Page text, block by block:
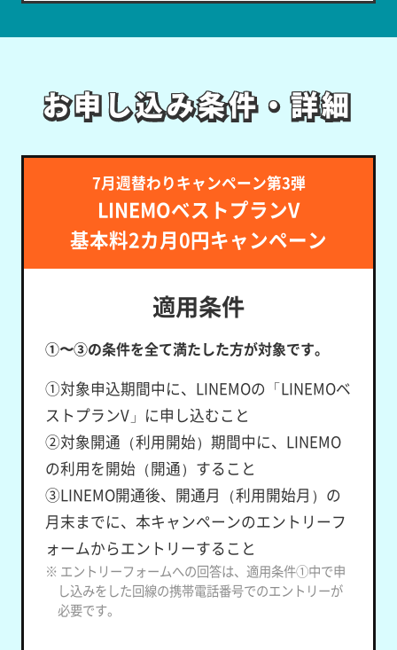
お申し込み条件・詳細
お申し込み条件・詳細
7月週替わりキャンペーン第3弾
LINEMOベストプランV
基本料2カ月0円キャンペーン
適用条件
①〜③の条件を全て満たした方が対象です。
①対象申込期間中に、LINEMOの「LINEMOベ
ストプランV」に申し込むこと
②対象開通（利用開始）期間中に、LINEMO
の利用を開始（開通）すること
③LINEMO開通後、開通月（利用開始月）の
月末までに、本キャンペーンのエントリーフ
ォームからエントリーすること
※ エントリーフォームへの回答は、適用条件①中で申
し込みをした回線の携帯電話番号でのエントリーが
必要です。